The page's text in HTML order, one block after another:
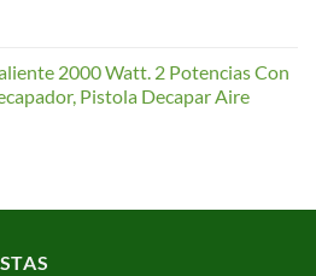
2000 Watt. 2 Potencias Con
Pistola Decapar Aire